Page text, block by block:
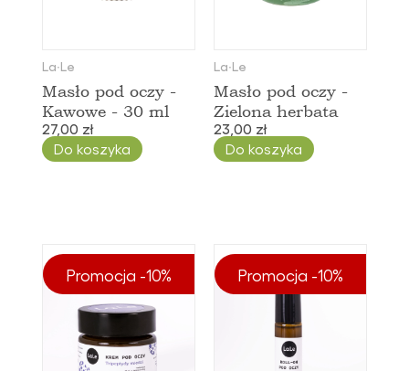
La∙Le
Masło pod oczy -
Kawowe - 30 ml
27,00 zł
Do koszyka
La∙Le
Masło pod oczy -
Zielona herbata
23,00 zł
Do koszyka
Promocja -10% Promocja -10%